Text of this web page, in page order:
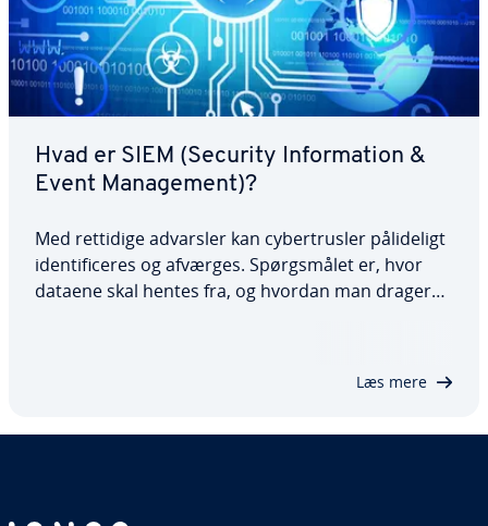
Hvad er SIEM (Security In­for­ma­tion &
Event Ma­na­ge­ment)?
Med rettidige advarsler kan cy­ber­trus­ler på­li­de­ligt
iden­ti­fi­ce­res og afværges. Spørgs­må­let er, hvor
dataene skal hentes fra, og hvordan man drager
Læs mere